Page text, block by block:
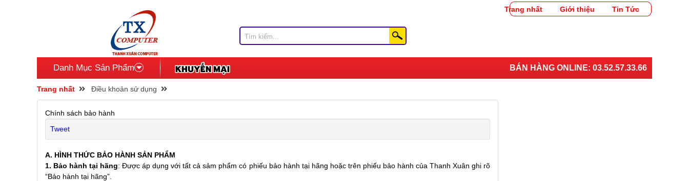
Trang nhất Giới thiệu Tin Tức
Danh Mục Sản Phẩm BÁN HÀNG ONLINE: 03.52.57.33.66
Trang nhất Điều khoản sử dụng
Chính sách bảo hành
Tweet
A. HÌNH THỨC BẢO HÀNH SẢN PHẨM
1. Bảo hành tại hãng: Được áp dụng với tất cả sảm phẩm có phiếu bảo hành tại hãng hoặc trên phiếu bảo hành của Thanh Xuân ghi rõ
“Bảo hành tại hãng”.